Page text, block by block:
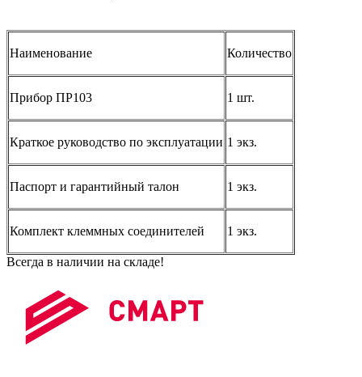
Наименование Количество
Прибор ПР103 1 шт.
Краткое руководство по эксплуатации 1 экз.
Паспорт и гарантийный талон 1 экз.
Комплект клеммных соединителей 1 экз.
Всегда в наличии на складе!